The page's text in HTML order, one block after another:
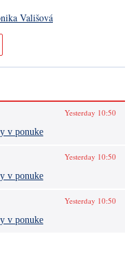
Vališová
Yesterday 10:50
v ponuke
Yesterday 10:50
v ponuke
Yesterday 10:50
v ponuke